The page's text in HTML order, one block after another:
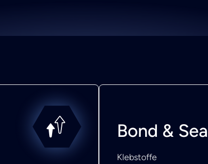
Bond &
Klebstoffe